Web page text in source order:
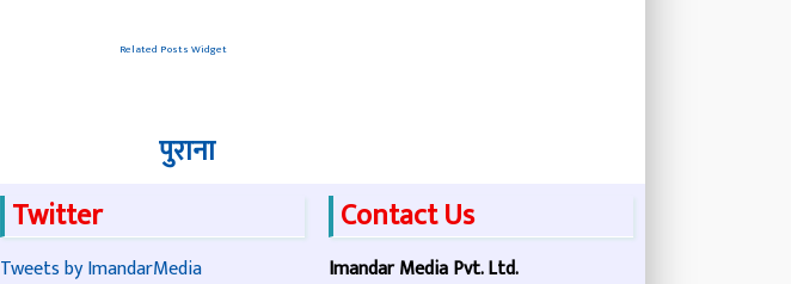
Related Posts Widget
पुराना
Twitter
Tweets by ImandarMedia
Contact Us
Imandar Media Pvt. Ltd.